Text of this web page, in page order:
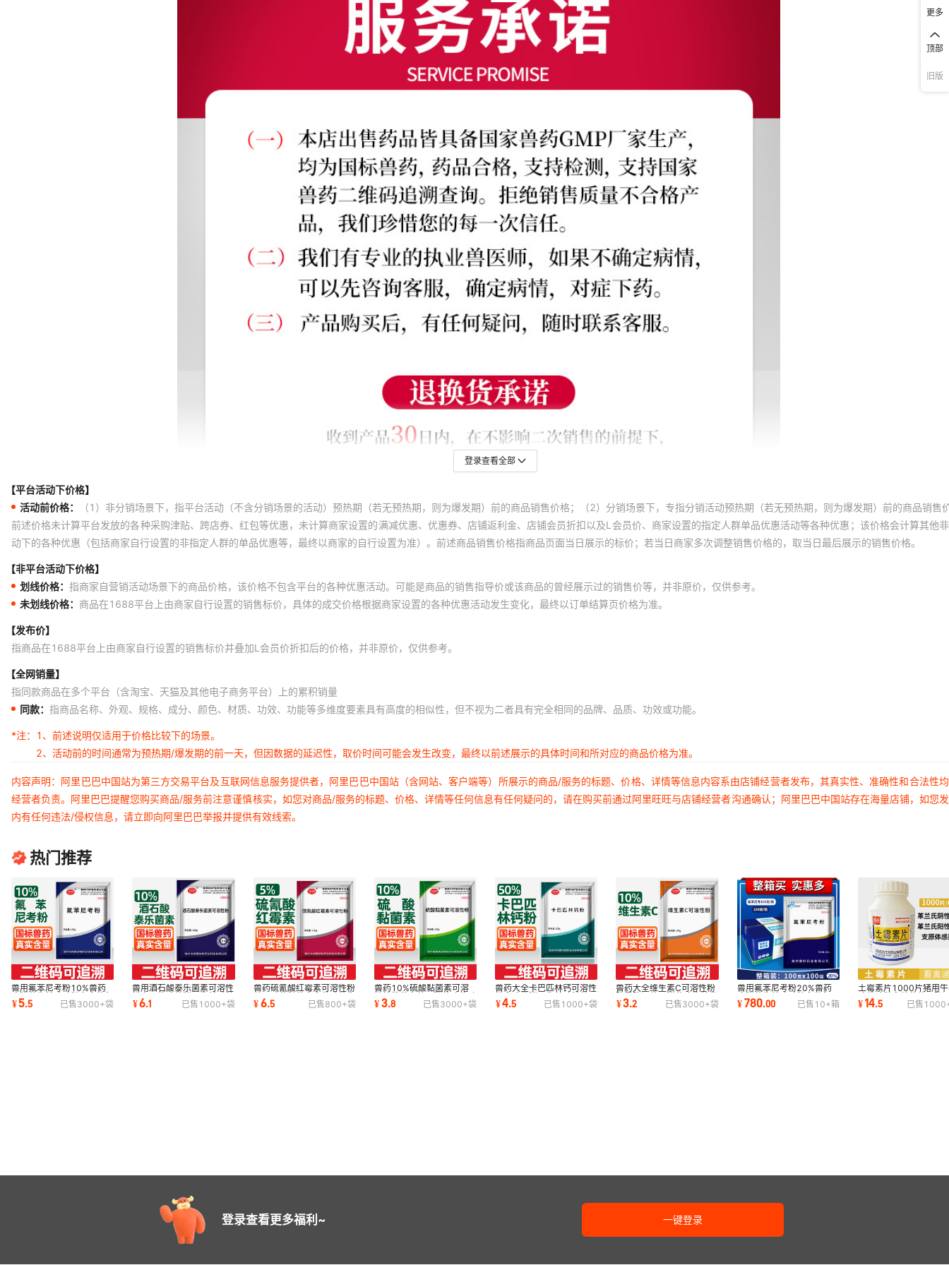
登录查看全部
【平台活动下价格】
活动前价格：
（1）非分销场景下，指平台活动（不含分销场景的活动）预热期（若无预热期，则为爆发期）前的商品销售价格；（2）分销场景下，专指分销活动预热期（若无预热期，则为爆发期）前的商品销售
前述价格未计算平台发放的各种采购津贴、跨店券、红包等优惠，未计算商家设置的满减优惠、优惠券、店铺返利金、店铺会员折扣以及L会员价、商家设置的指定人群单品优惠活动等各种优惠；该价格会计算其他
动下的各种优惠（包括商家自行设置的非指定人群的单品优惠等，最终以商家的自行设置为准）。前述商品销售价格指商品页面当日展示的标价；若当日商家多次调整销售价格的，取当日最后展示的销售价格。
【非平台活动下价格】
划线价格： 指商家自营销活动场景下的商品价格，该价格不包含平台的各种优惠活动。可能是商品的销售指导价或该商品的曾经展示过的销售价等，并非原价，仅供参考。
未划线价格： 商品在1688平台上由商家自行设置的销售标价，具体的成交价格根据商家设置的各种优惠活动发生变化，最终以订单结算页价格为准。
【发布价】
指商品在1688平台上由商家自行设置的销售标价并叠加L会员价折扣后的价格，并非原价，仅供参考。
【全网销量】
指同款商品在多个平台（含淘宝、天猫及其他电子商务平台）上的累积销量
同款： 指商品名称、外观、规格、成分、颜色、材质、功效、功能等多维度要素具有高度的相似性，但不视为二者具有完全相同的品牌、品质、功效或功能。
*注：
1、前述说明仅适用于价格比较下的场景。
2、活动前的时间通常为预热期/爆发期的前一天，但因数据的延迟性，取价时间可能会发生改变，最终以前述展示的具体时间和所对应的商品价格为准。
内容声明：阿里巴巴中国站为第三方交易平台及互联网信息服务提供者，阿里巴巴中国站（含网站、客户端等）所展示的商品/服务的标题、价格、详情等信息内容系由店铺经营者发布，其真实性、准确性和合法性
经营者负责。阿里巴巴提醒您购买商品/服务前注意谨慎核实，如您对商品/服务的标题、价格、详情等任何信息有任何疑问的，请在购买前通过阿里旺旺与店铺经营者沟通确认；阿里巴巴中国站存在海量店铺，如您
内有任何违法/侵权信息，请立即向阿里巴巴举报并提供有效线索。
热门推荐
兽用氟苯尼考粉10%兽药
病猪药牛羊鸡鸭鹅家禽药兔
鹌鹑鸽子正品药
¥5.5 已售3000+袋
兽用酒石酸泰乐菌素可溶性
粉支原体鸡药猪用牛羊鸭鹅
咳嗽兽药大全
¥6.1 已售 1000+袋
兽药硫氰酸红霉素可溶性粉
兽用鸭药鹅药畜禽药鸡药牛
羊呼吸道用药
¥6.5 已售800+袋
兽药10%硫酸黏菌素可溶
性粉粘菌素兽用猪药鸡药鸭
鹅牛羊粘杆菌素
¥3.8 已售3000+袋
兽药大全卡巴匹林钙可溶性
粉禽鸡药猪用牛羊鸭鹅兽用
退烧解热镇痛
¥4.5 已售 1000+袋
兽药大全维生素C可溶性粉
防暑降温兽用猪药鸡牛羊发
热VC增免疫维c
¥3.2 已售3000+袋
兽用氟苯尼考粉20%兽药
病猪药牛羊鸡鸭鹅禽药兔正
品沙门氏菌肠炎
¥780.00 已售 10+箱
土霉素片1000片猪用
鸡药鸭鹅禽兽药兽用腹
稀国标正品批发
¥14.5 已售
登录查看更多福利~ 一键登录
更多
顶部
旧版